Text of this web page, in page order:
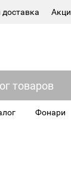
товаров
Фонари